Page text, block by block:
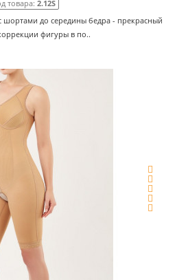
товара: 2.12S
шортами до середины бедра - прекрасный
фигуры в по..